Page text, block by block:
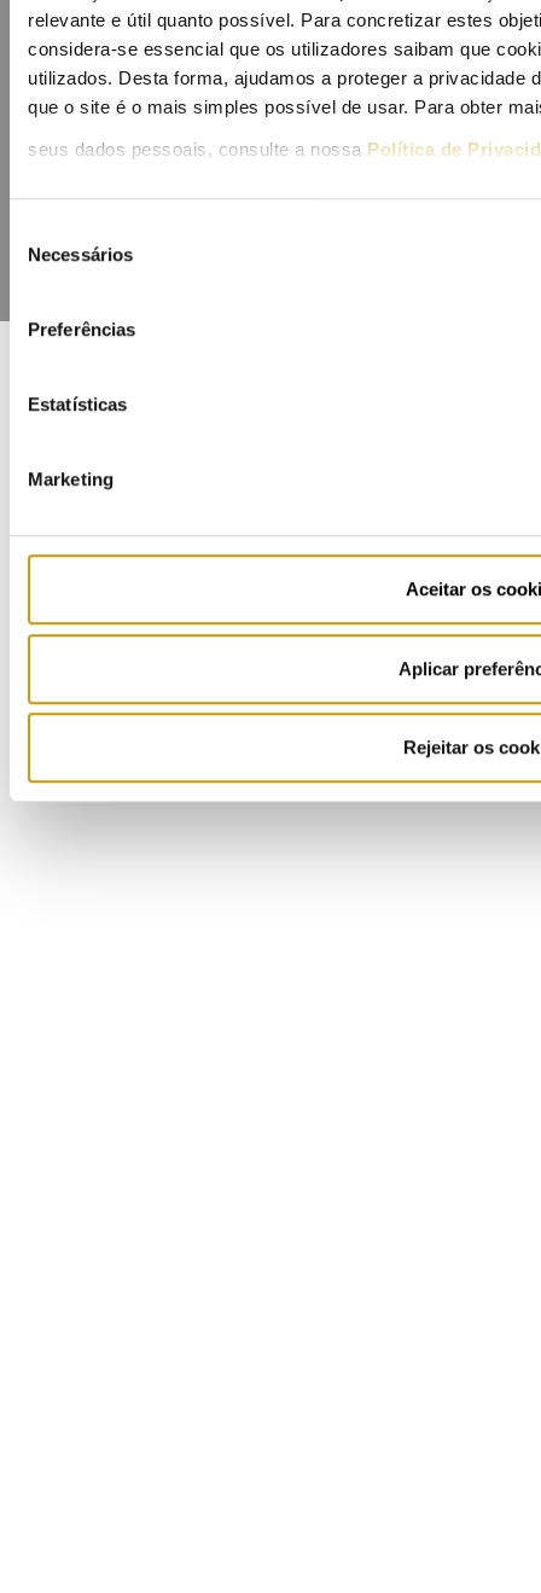
relevante e útil quanto possível. Para concretizar estes
considera-se essencial que os utilizadores saibam que
utilizados. Desta forma, ajudamos a proteger a privacidade
que o site é o mais simples possível de usar. Para obter
seus dados pessoais, consulte a nossa Política de
Necessários
Preferências
Estatísticas
Marketing
Aceitar os
Aplicar
Rejeitar os
Mapa do portal Glossário
Contactos
Lista de divulgação
Privacidade Cookies
COFINANCIADORES: